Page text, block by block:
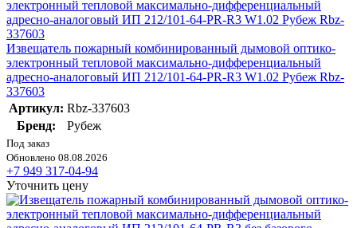
Извещатель пожарный комбинированный дымовой оптико-
электронный тепловой максимально-дифференциальный
адресно-аналоговый ИП 212/101-64-PR-R3 W1.02 Рубеж Rbz-
337603
Артикул: Rbz-337603
Бренд:
Рубеж
Под заказ
Обновлено 08.08.2026
+7 949 317-04-94
Уточнить цену